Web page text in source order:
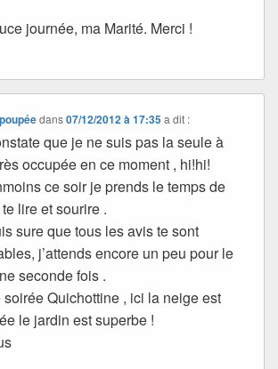
journée, ma Marité. Merci !
dans07/12/2012 à 17:35 a dit :
que je ne suis pas la seule à
occupée en ce moment , hi!hi!
ce soir je prends le temps de
lire et sourire .
sure que tous les avis te sont
j’attends encore un peu pour le
seconde fois .
soirée Quichottine , ici la neige est
le jardin est superbe !